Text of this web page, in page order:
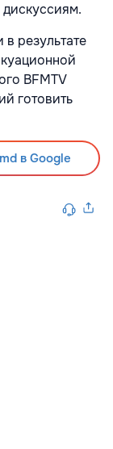
результате
BFMTV
готовить
в Google